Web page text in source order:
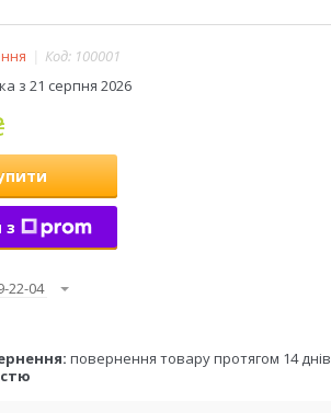
Код: 100001
з 21 серпня 2026
з
22-04
повернення товару протягом 14 днів